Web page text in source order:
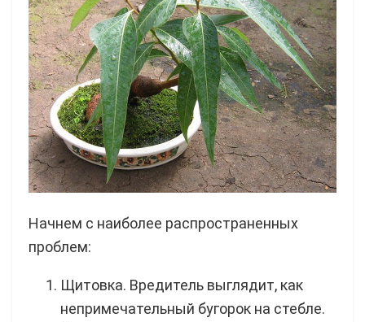
Начнем с наиболее распространенных
проблем:
Щитовка. Вредитель выглядит, как
непримечательный бугорок на стебле.